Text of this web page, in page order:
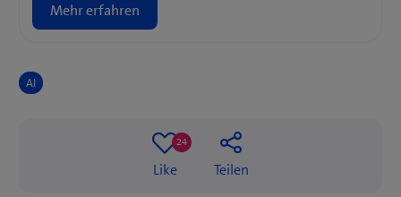
Mehr erfahren
AI
Like
24
24
Teilen